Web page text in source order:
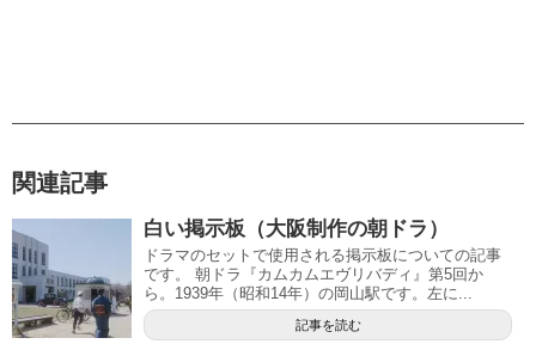
関連記事
白い掲示板（大阪制作の朝ドラ）
ドラマのセットで使用される掲示板についての記事
です。 朝ドラ『カムカムエヴリバディ』第5回か
ら。1939年（昭和14年）の岡山駅です。左に...
記事を読む